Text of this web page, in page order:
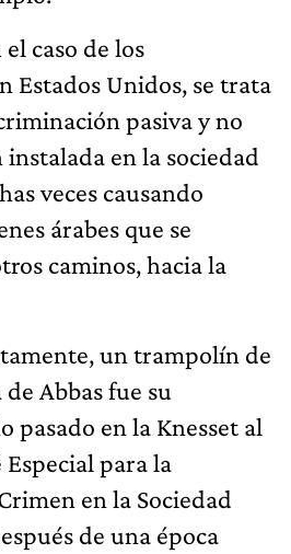
caso de los
Estados Unidos, se trata
pasiva y no
en la sociedad
veces causando
árabes que se
caminos, hacia la
un trampolín de
Abbas fue su
pasado en la Knesset al
para la
en la Sociedad
de una época